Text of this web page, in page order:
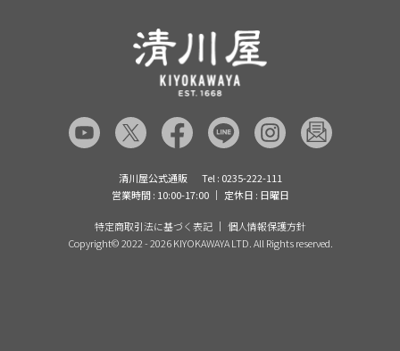
よくあるご質問（FAQ）
あんしんの品質保証について（産直品）
品質保証について（通常品）
清川屋のレビューを見る
清川屋公式通販
Tel : 0235-222-111
営業時間 : 10:00-17:00
定休日 : 日曜日
特定商取引法に基づく表記
個人情報保護方針
Copyright©2022 - 2026 KIYOKAWAYA LTD. All Rights reserved.